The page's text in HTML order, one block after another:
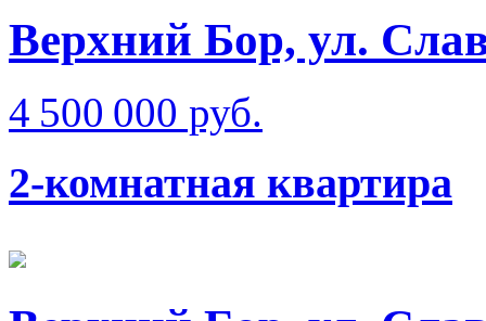
Верхний Бор, ул.
4 500 000 руб.
2-комнатная квартира